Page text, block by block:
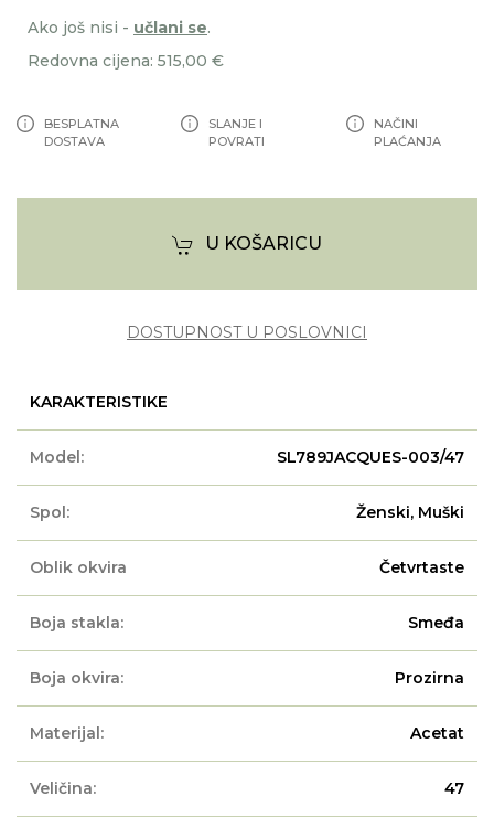
Ako još nisi - učlani se.
Redovna cijena: 515,00 €
BESPLATNA
DOSTAVA
SLANJE I
POVRATI
NAČINI
PLAĆANJA
U KOŠARICU
DOSTUPNOST U POSLOVNICI
KARAKTERISTIKE
Model: SL789JACQUES-003/47
Spol: Ženski, Muški
Oblik okvira Četvrtaste
Boja stakla: Smeđa
Boja okvira: Prozirna
Materijal: Acetat
Veličina: 47